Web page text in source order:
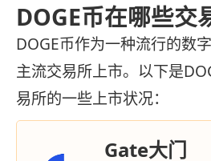
DOGE币在哪些交
DOGE币作为一种流行的数
主流交易所上市。以下是
易所的一些上市状况：
Gate大门